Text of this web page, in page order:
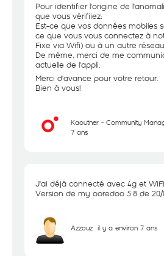
Pour identifier l'origine de
que vous vérifiiez:
Est-ce que vos données mobiles
ce que vous vous connectez à
Fixe via Wifi) ou à un autre
De même, merci de me
actuelle de l'appli.
Merci d'avance pour votre retour.
Bien à vous!
Kaouther - Community
7 ans
J'ai déjà connecté avec 4g et
Version de my ooredoo 5.8 de 20/
Azzouz il y a environ 7 ans